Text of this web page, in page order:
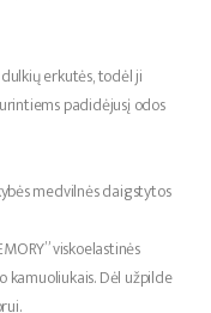
erkutės, todėl ji
padidėjusį odos
medvilnės daigstytos
viskoelastinės
Dėl užpilde